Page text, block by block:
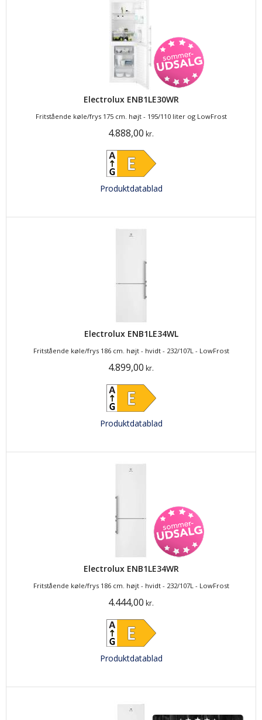
Electrolux ENB1LE30WR
Fritstående køle/frys 175 cm. højt - 195/110 liter og LowFrost
4.888,00 kr.
Produktdatablad
Electrolux ENB1LE34WL
Fritstående køle/frys 186 cm. højt - hvidt - 232/107L - LowFrost
4.899,00 kr.
Produktdatablad
Electrolux ENB1LE34WR
Fritstående køle/frys 186 cm. højt - hvidt - 232/107L - LowFrost
4.444,00 kr.
Produktdatablad